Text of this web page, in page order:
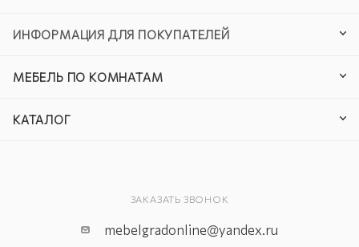
ИНФОРМАЦИЯ ДЛЯ ПОКУПАТЕЛЕЙ
МЕБЕЛЬ ПО КОМНАТАМ
КАТАЛОГ
ЗАКАЗАТЬ ЗВОНОК
mebelgradonline@yandex.ru